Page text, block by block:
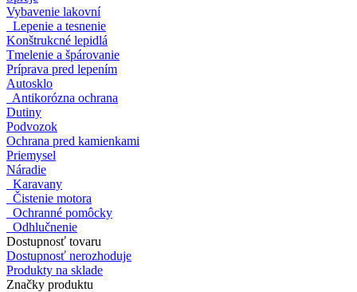
Vybavenie lakovní
Lepenie a tesnenie
Konštrukcné lepidlá
Tmelenie a špárovanie
Príprava pred lepením
Autosklo
Antikorózna ochrana
Dutiny
Podvozok
Ochrana pred kamienkami
Priemysel
Náradie
Karavany
Čistenie motora
Ochranné pomôcky
Odhlučnenie
Dostupnosť tovaru
Dostupnosť nerozhoduje
Produkty na sklade
Značky produktu